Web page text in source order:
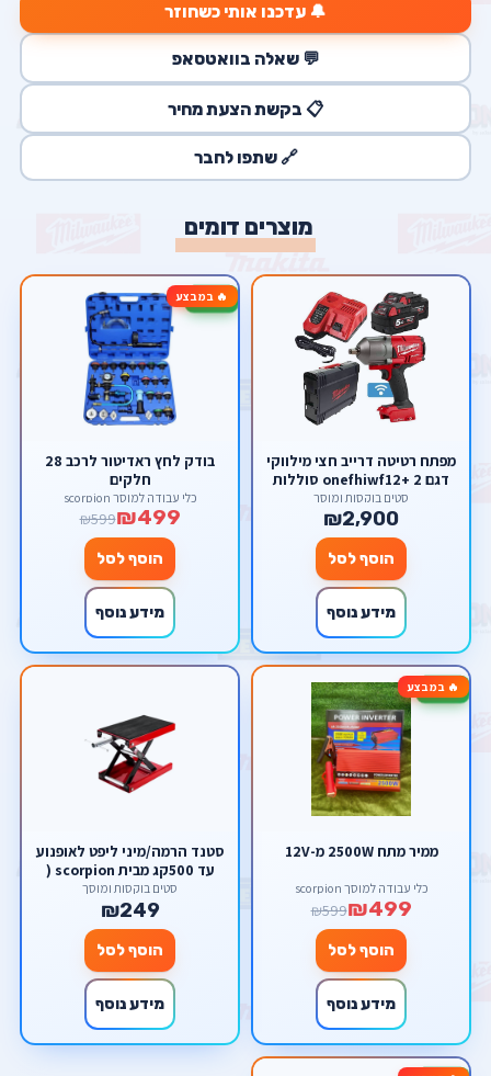
🔔 עדכנו אותי כשחוזר
💬 שאלה בוואטסאפ
📋 בקשת הצעת מחיר
🔗 שתפו לחבר
מוצרים דומים
מפתח רטיטה דרייב חצי מילווקי
דגם onefhiwf12+ 2 סוללות
חמש אמפר + מטען מהיר
סטים בוקסות ומוסך
₪2,900
הוסף לסל
מידע נוסף
🔥 במבצע-17%
בודק לחץ ראדיטור לרכב 28
חלקים
כלי עבודה למוסך scorpion
₪499
₪599
הוסף לסל
מידע נוסף
🔥 במבצע-17%
ממיר מתח 2500W מ-12V
כלי עבודה למוסך scorpion
₪499
₪599
הוסף לסל
מידע נוסף
סטנד הרמה/מיני ליפט לאופנוע
עד 500קג מבית scorpion (
אחד למשלוח בגלל משקל
חורג)
סטים בוקסות ומוסך
₪249
הוסף לסל
מידע נוסף